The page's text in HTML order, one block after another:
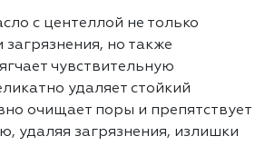
с центеллой не только
но также
чувствительную
удаляет стойкий
очищает поры и препятствует
удаляя загрязнения, излишки